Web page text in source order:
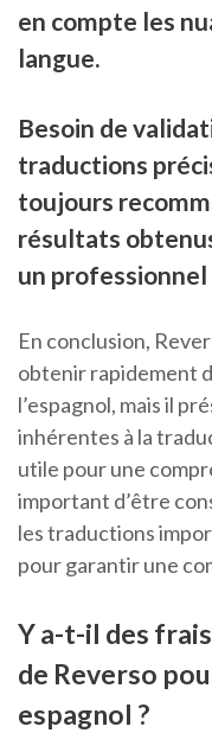
en compte les
langue.
Besoin de
traductions
toujours
résultats
un
En conclusion,
obtenir rapidement
l’espagnol, mais il
inhérentes à la
utile pour une
important d’être
les traductions
pour garantir une
Y a-t-il des
de Reverso
espagnol ?